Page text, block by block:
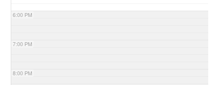
6:00 PM
7:00 PM
8:00 PM